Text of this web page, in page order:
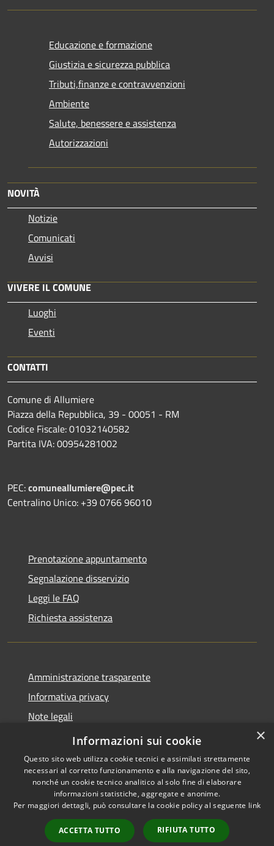
Educazione e formazione
Giustizia e sicurezza pubblica
Tributi,finanze e contravvenzioni
Ambiente
Salute, benessere e assistenza
Autorizzazioni
NOVITÀ
Notizie
Comunicati
Avvisi
VIVERE IL COMUNE
Luoghi
Eventi
CONTATTI
Comune di Allumiere
Piazza della Repubblica, 39 - 00051 - RM
Codice Fiscale: 01032140582
Partita IVA: 00954281002
PEC:comuneallumiere@pec.it
Centralino Unico: +39 0766 96010
Prenotazione appuntamento
Segnalazione disservizio
Leggi le FAQ
Richiesta assistenza
Amministrazione trasparente
Informativa privacy
Note legali
Dichiarazione di accessibilità
Accessibilità
Copyright © 2026 • Comune di
Allumiere • Powered by
Municipium•
Accesso
redazione
×
Informazioni sui cookie
Questo sito web utilizza cookie tecnici e assimilati strettamente
necessari al corretto funzionamento e alla navigazione del sito,
nonché un cookie tecnico analitico al solo fine di elaborare
informazioni statistiche, aggregate e anonime.
Per maggiori dettagli, può consultare la cookie policy al seguente link
ACCETTA TUTTO RIFIUTA TUTTO